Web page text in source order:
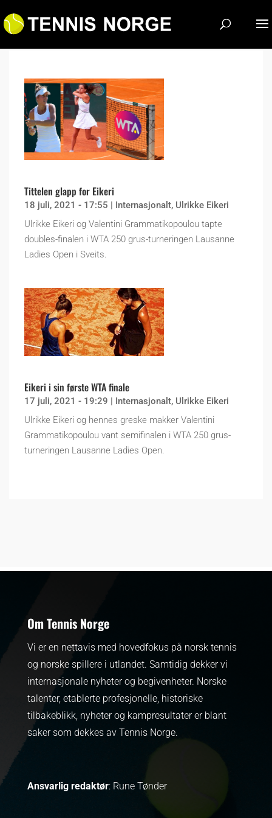
Tittelen glapp for Eikeri
18 juli, 2021 - 17:55 | Internasjonalt, Ulrikke Eikeri
Ulrikke Eikeri og Valentini Grammatikopoulou tapte
doubles-finalen i WTA 250 grus-turneringen Lausanne
Ladies Open i Sveits.
Eikeri i sin første WTA finale
17 juli, 2021 - 19:29 Internasjonalt, Ulrikke Eikeri
Ulrikke Eikeri og hennes greske makker Valentini
Grammatikopoulou vant semifinalen i WTA 250 grus-
turneringen Lausanne Ladies Open.
Om Tennis Norge
Vi er en nettavis med hovedfokus på norsk tennis
og norske spillere i utlandet. Samtidig dekker vi
internasjonale nyheter og begivenheter. Norske
talenter, etablerte profesjonelle, historiske
tilbakeblikk, nyheter og kampresultater er blant
saker som dekkes av Tennis Norge.
Ansvarlig redaktør: Rune Tønder